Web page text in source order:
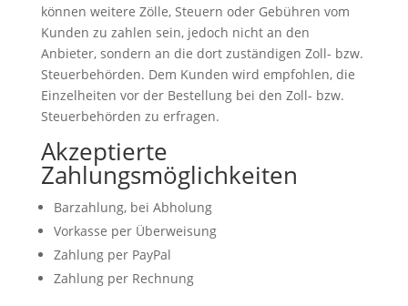
können weitere Zölle, Steuern oder Gebühren vom
Kunden zu zahlen sein, jedoch nicht an den
Anbieter, sondern an die dort zuständigen Zoll- bzw.
Steuerbehörden. Dem Kunden wird empfohlen, die
Einzelheiten vor der Bestellung bei den Zoll- bzw.
Steuerbehörden zu erfragen.
Akzeptierte
Zahlungsmöglichkeiten
Barzahlung, bei Abholung
Vorkasse per Überweisung
Zahlung per PayPal
Zahlung per Rechnung